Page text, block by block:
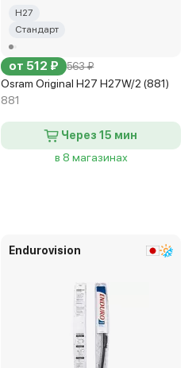
H27
Стандарт
от 512 ₽ 563 ₽
Osram Original H27 H27W/2 (881)
881
Через 15 мин
в 8 магазинах
Endurovision